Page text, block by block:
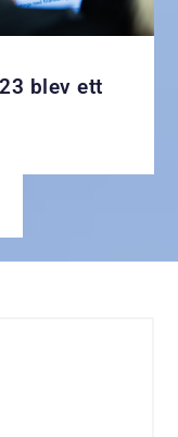
blev ett